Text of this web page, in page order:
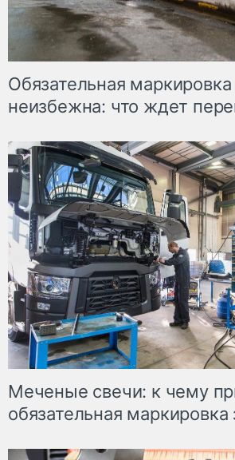
Обязательная маркировка
неизбежна: что ждет
Меченые свечи: к чему
обязательная маркировка